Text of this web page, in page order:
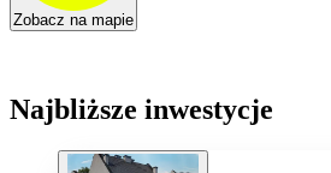
Zobacz na mapie
Najbliższe inwestycje